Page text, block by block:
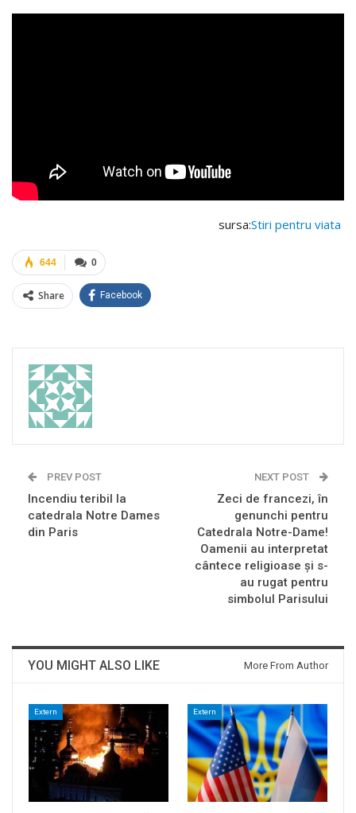
sursa:Stiri pentru viata
0
644
Share Facebook
PREV POST
Incendiu teribil la
catedrala Notre Dames
din Paris
NEXT POST
Zeci de francezi, în
genunchi pentru
Catedrala Notre-Dame!
Oamenii au interpretat
cântece religioase și s-
au rugat pentru
simbolul Parisului
YOU MIGHT ALSO LIKE More From Author
Extern Extern